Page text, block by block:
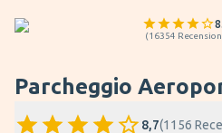
(16354
Parcheggio
8,7(1156